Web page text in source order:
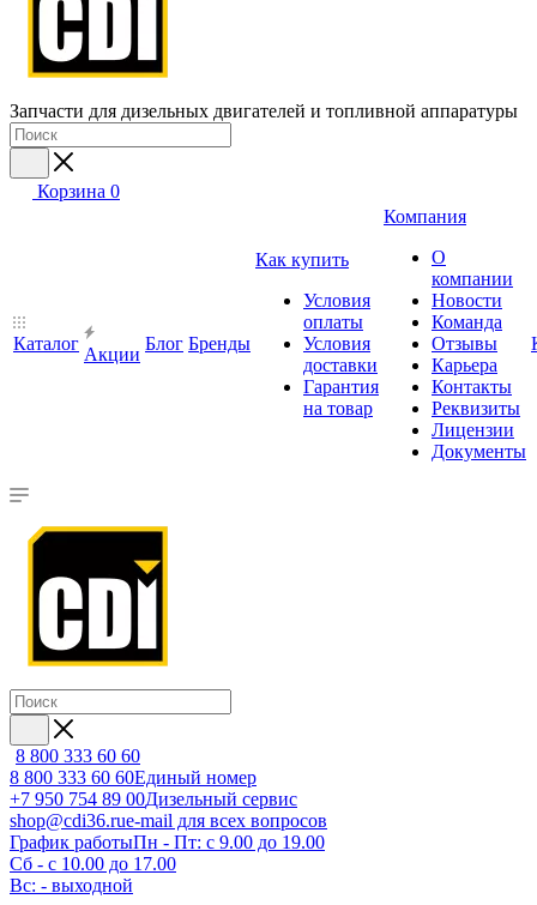
Запчасти для дизельных двигателей и топливной аппаратуры
Корзина 0
Каталог
Акции
Блог Бренды
Как купить
Условия
оплаты
Условия
доставки
Гарантия
на товар
Компания
О
компании
Новости
Команда
Отзывы
Карьера
Контакты
Реквизиты
Лицензии
Документы
8 800 333 60 60
8 800 333 60 60Единый номер
+7 950 754 89 00Дизельный сервис
shop@cdi36.rue-mail для всех вопросов
График работыПн - Пт: с 9.00 до 19.00
Сб - с 10.00 до 17.00
Вс: - выходной